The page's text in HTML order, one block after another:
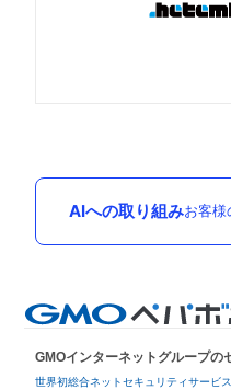
AIへの取り組みお客様
GMOインターネットグループの
世界初総合ネットセキュリティサービ